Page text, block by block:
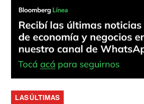
LAS ÚLTIMAS